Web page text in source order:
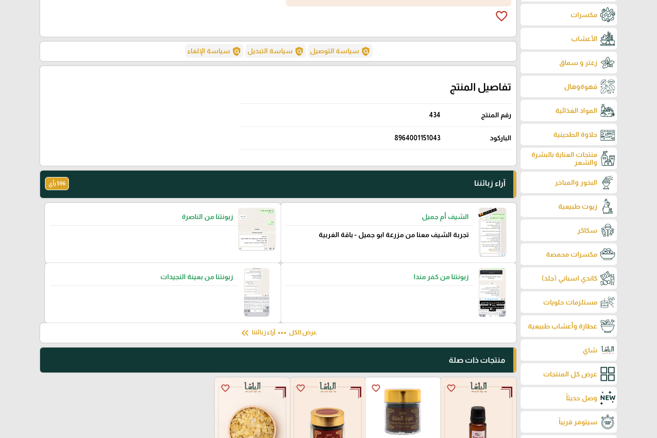
مكسرات
الأعشاب
زعتر و سماق
قهوةوهال
المواد الغذائية
حلاوة الطحينية
منتجات العناية بالبشرة
والشعر
البخور والمباخر
زيوت طبيعية
سكاكر
مكسرات محمصة
كاندي اسباني (جلد)
مستلزمات حلويات
عطارة وأعشاب طبيعية
شاي
عرض كل المنتجات
وصل حديثاً
سيتوفر قريباً
favorite_border
policy سياسة التوصيل policy سياسة التبديل policy سياسة الإلغاء
تفاصيل المنتج
رقم المنتج 434
الباركود 8964001151043
آراء زبائننا 596 رأي
الشيف أم جميل
تجربة الشيف معنا من مزرعة ابو جميل - باقة الغربية
زبونتنا من الناصرة
زبونتنا من كفر مندا زبونتنا من بعينة النجيدات
عرض الكل more_horiz آراء زبائننا keyboard_double_arrow_left
منتجات ذات صلة
favorite_border
favorite_border
favorite_border
favorite_border